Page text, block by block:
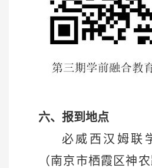
六、 报到地点
必威西汉姆联
（南京市栖霞区神